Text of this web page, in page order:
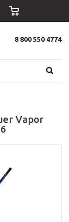
8 800 550 4774
Vapor